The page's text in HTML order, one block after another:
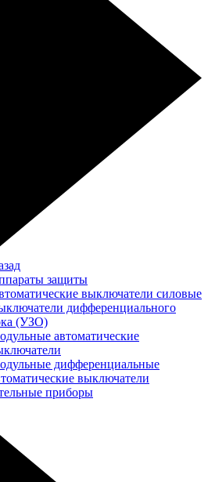
защиты
выключатели силовые
дифференциального
(УЗО)
автоматические
дифференциальные
выключатели
приборы